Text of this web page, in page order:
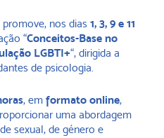
nos dias 1, 3, 9 e 11
“Conceitos-Base no
LGBTI+“, dirigida a
de psicologia.
, em formato online,
uma abordagem
sexual, de género e